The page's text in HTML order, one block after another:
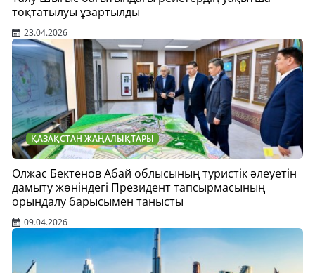
тоқтатылуы ұзартылды
23.04.2026
ҚАЗАҚСТАН ЖАҢАЛЫҚТАРЫ
Олжас Бектенов Абай облысының туристік әлеуетін
дамыту жөніндегі Президент тапсырмасының
орындалу барысымен танысты
09.04.2026